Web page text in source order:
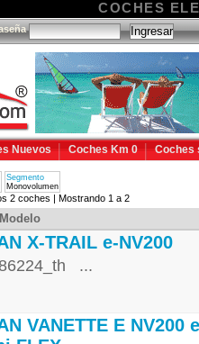
COCHES
Nuevos Coches Km 0 Coches
Segmento
Monovolumen
2 coches | Mostrando 1 a 2
X-TRAIL e-NV200
...
VANETTE E NV200